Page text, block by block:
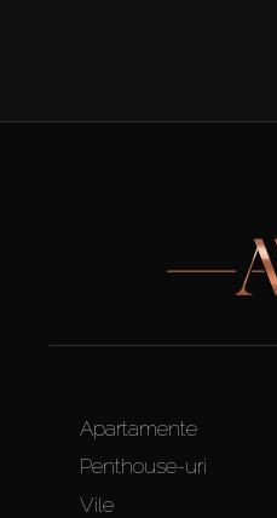
Apartamente
Penthouse-uri
Vile